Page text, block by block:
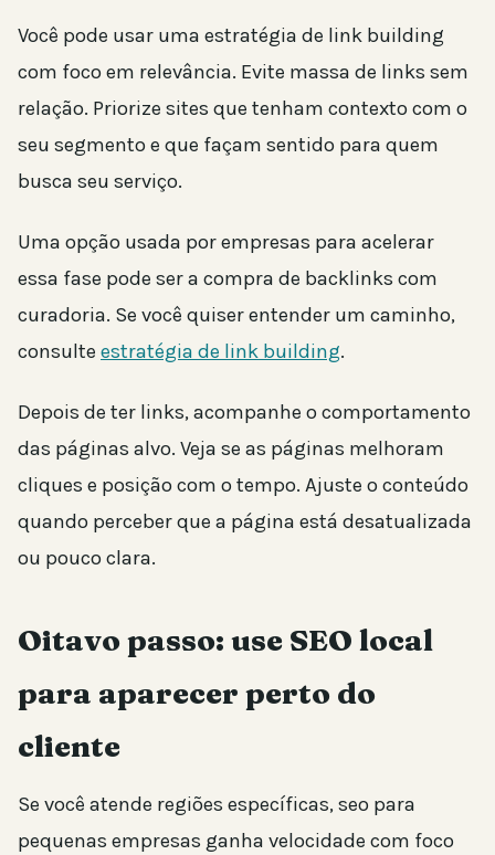
Você pode usar uma estratégia de link building
com foco em relevância. Evite massa de links sem
relação. Priorize sites que tenham contexto com o
seu segmento e que façam sentido para quem
busca seu serviço.
Uma opção usada por empresas para acelerar
essa fase pode ser a compra de backlinks com
curadoria. Se você quiser entender um caminho,
consulte estratégia de link building.
Depois de ter links, acompanhe o comportamento
das páginas alvo. Veja se as páginas melhoram
cliques e posição com o tempo. Ajuste o conteúdo
quando perceber que a página está desatualizada
ou pouco clara.
Oitavo passo: use SEO local
para aparecer perto do
cliente
Se você atende regiões específicas, seo para
pequenas empresas ganha velocidade com foco